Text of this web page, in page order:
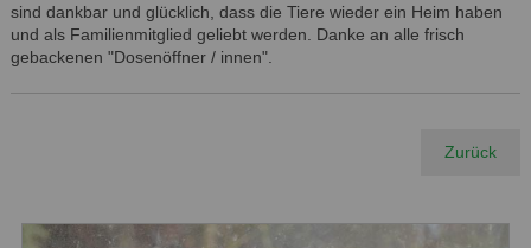
sind dankbar und glücklich, dass die Tiere wieder ein Heim haben
und als Familienmitglied geliebt werden. Danke an alle frisch
gebackenen "Dosenöffner / innen".
Zurück